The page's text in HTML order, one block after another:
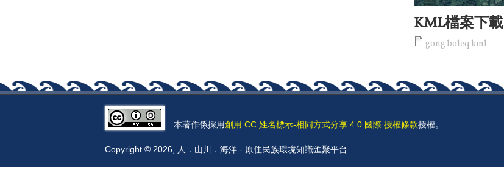
KML檔案下載
gong boleq.kml
本著作係採用創用 CC 姓名標示-相同方式分享 4.0 國際 授權條款授權。
Copyright © 2026, 人．山川．海洋 - 原住民族環境知識匯聚平台